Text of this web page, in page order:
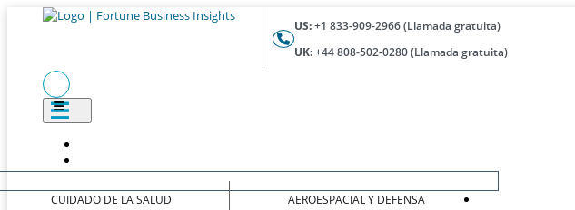
US:+1 833-909-2966 (Llamada gratuita)
UK:+44 808-502-0280 (Llamada gratuita)
CUIDADO DE LA SALUD AEROESPACIAL Y DEFENSA